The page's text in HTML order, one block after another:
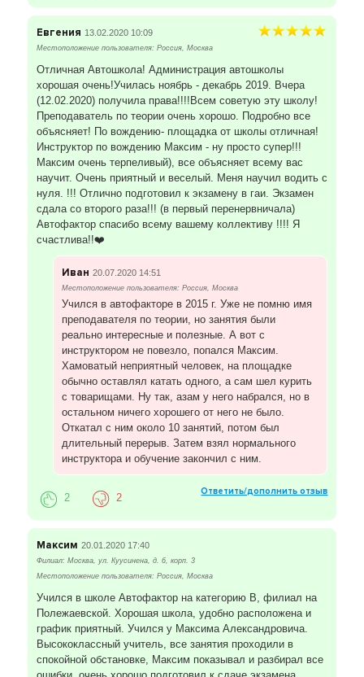
Евгения 13.02.2020 10:09
Местоположение пользователя: Россия, Москва
Отличная Автошкола! Администрация автошколы
хорошая очень!Училась ноябрь - декабрь 2019. Вчера
(12.02.2020) получила права!!!!Всем советую эту школу!
Преподаватель по теории очень хорошо. Подробно все
объясняет! По вождению- площадка от школы отличная!
Инструктор по вождению Максим - ну просто супер!!!
Максим очень терпеливый), все объясняет всему вас
научит. Очень приятный и веселый. Меня научил водить с
нуля. !!! Отлично подготовил к экзамену в гаи. Экзамен
сдала со второго раза!!! (в первый перенервничала)
Автофактор спасибо всему вашему коллективу !!!! Я
счастлива!!❤️
Иван 20.07.2020 14:51
Местоположение пользователя: Россия, Москва
Учился в автофакторе в 2015 г. Уже не помню имя
преподавателя по теории, но занятия были
реально интересные и полезные. А вот с
инструктором не повезло, попался Максим.
Хамоватый неприятный человек, на площадке
обычно оставлял катать одного, а сам шел курить
с товарищами. Ну так, азам у него набрался, но в
остальном ничего хорошего от него не было.
Откатал с ним около 10 занятий, потом был
длительный перерыв. Затем взял нормального
инструктора и обучение закончил с ним.
Ответить/дополнить отзыв
2 2
Максим 20.01.2020 17:40
Филиал: Москва, ул. Куусинена, д. 6, корп. 3
Местоположение пользователя: Россия, Москва
Учился в школе Автофактор на категорию В, филиал на
Полежаевской. Хорошая школа, удобно расположена и
график приятный. Учился у Максима Александровича.
Высококлассный учитель, все занятия проходили в
спокойной обстановке, Максим показывал и разбирал все